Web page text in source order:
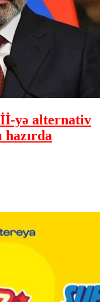
yə alternativ